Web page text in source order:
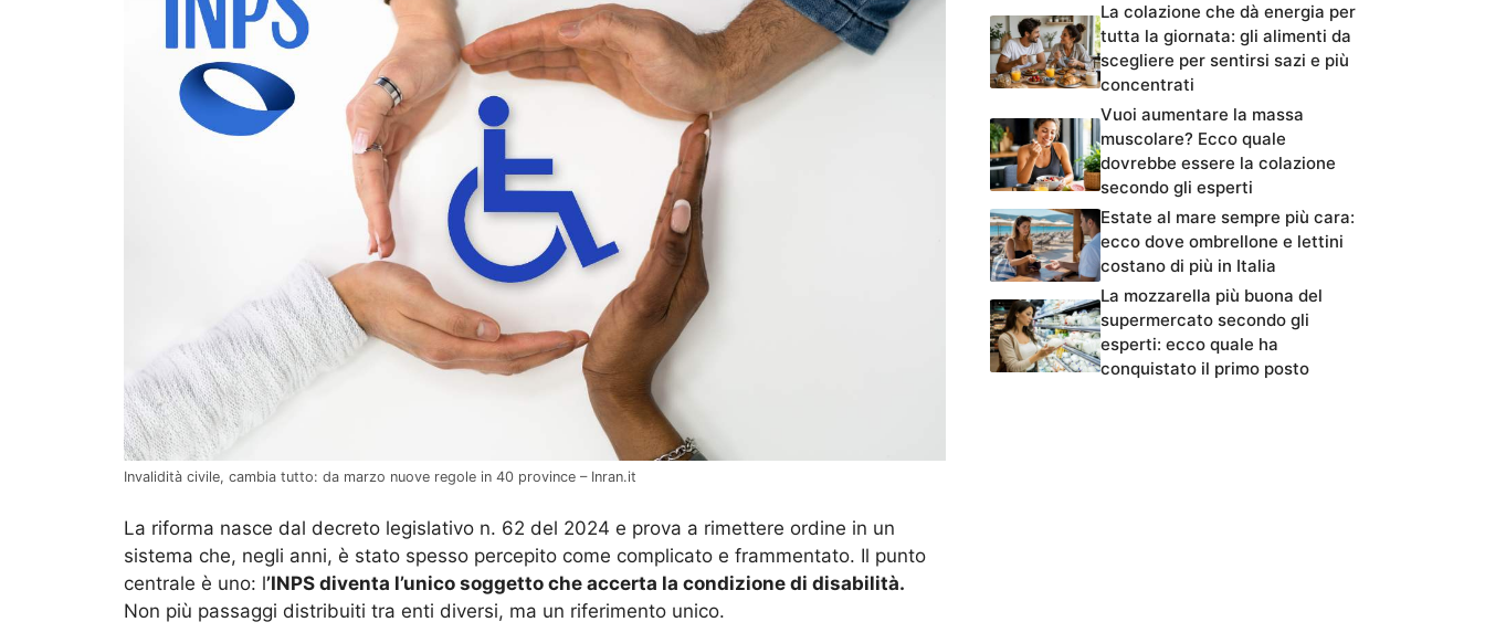
Invalidità civile, cambia tutto: da marzo nuove regole in 40 province – Inran.it
La riforma nasce dal decreto legislativo n. 62 del 2024 e prova a rimettere ordine in un
sistema che, negli anni, è stato spesso percepito come complicato e frammentato. Il punto
centrale è uno: l’INPS diventa l’unico soggetto che accerta la condizione di disabilità.
Non più passaggi distribuiti tra enti diversi, ma un riferimento unico.
La colazione che dà energia per
tutta la giornata: gli alimenti da
scegliere per sentirsi sazi e più
concentrati
Vuoi aumentare la massa
muscolare? Ecco quale
dovrebbe essere la colazione
secondo gli esperti
Estate al mare sempre più cara:
ecco dove ombrellone e lettini
costano di più in Italia
La mozzarella più buona del
supermercato secondo gli
esperti: ecco quale ha
conquistato il primo posto